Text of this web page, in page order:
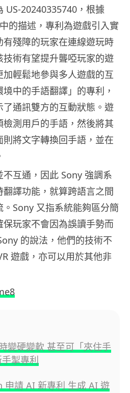
US-20240335740，根據
的描述，專利為遊戲引入實
殘障的玩家在連線遊玩時
術有望提升聾啞玩家的遊
輕鬆地參與多人遊戲的互
中的手語翻譯」的專利，
通訊雙方的互動狀態。遊
測用戶的手語，然後將其
將文字轉換回手語，並在
互通，因此 Sony 強調系
譯功能，就算跨語言之間
Sony 又指系統能夠區分簡
玩家不會因為誤讀手勢而
的說法，他們的技術不
遊戲，亦可以用於其他非
變硬變軟 甚至可「夾住手
掣專利
申請 AI 新專利 生成 AI 遊